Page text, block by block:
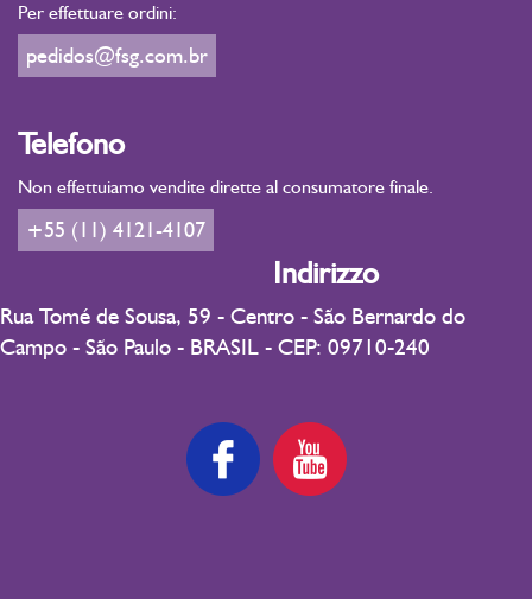
Per effettuare ordini:
pedidos@fsg.com.br
Telefono
Non effettuiamo vendite dirette al consumatore finale.
+55 (11) 4121-4107
Indirizzo
Rua Tomé de Sousa, 59 - Centro - São Bernardo do
Campo - São Paulo - BRASIL - CEP: 09710-240